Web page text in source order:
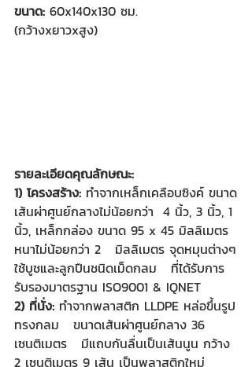
ขนาด: 60x140x130 ซม.
(กว้างxยาวxสูง)
รายละเอียดคุณลักษณะ:
1) โครงสร้าง: ทำจากเหล็กเคลือบซิงค์ ขนาด
เส้นผ่าศูนย์กลางไม่น้อยกว่า  4 นิ้ว, 3 นิ้ว, 1
นิ้ว, เหล็กกล่อง ขนาด 95 x 45 มิลลิเมตร
หนาไม่น้อยกว่า 2   มิลลิเมตร จุดหมุนต่างๆ
ใช้บูชและลูกปืนชนิดเม็ดกลม   ที่ได้รับการ
รับรองมาตรฐาน ISO9001 & IQNET
2) ที่นั่ง: ทำจากพลาสติก LLDPE หล่อขึ้นรูป
ทรงกลม   ขนาดเส้นผ่าศูนย์กลาง 36
เซนติเมตร   มีแถบกันลื่นเป็นเส้นนูน กว้าง
2 เซนติเมตร 9 เส้น เป็นพลาสติกใหม่